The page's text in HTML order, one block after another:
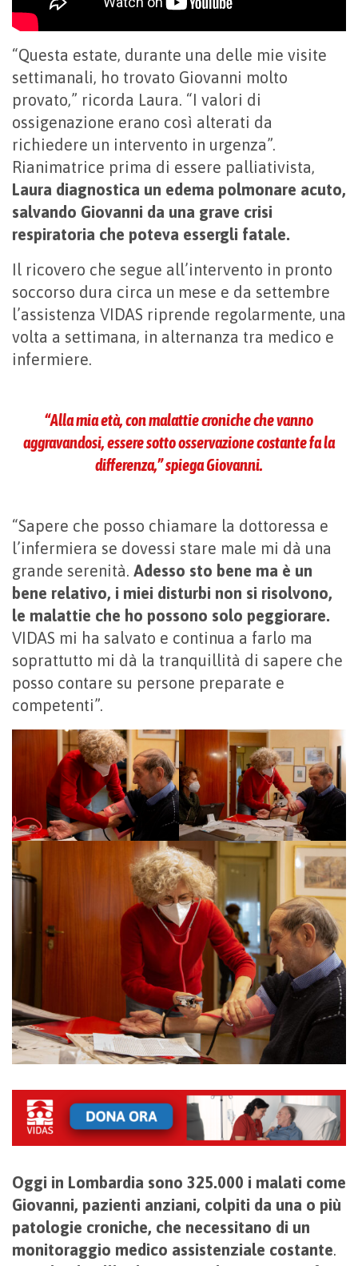
“Questa estate, durante una delle mie visite
settimanali, ho trovato Giovanni molto
provato,” ricorda Laura. “I valori di
ossigenazione erano così alterati da
richiedere un intervento in urgenza”.
Rianimatrice prima di essere palliativista,
Laura diagnostica un edema polmonare acuto,
salvando Giovanni da una grave crisi
respiratoria che poteva essergli fatale.
Il ricovero che segue all’intervento in pronto
soccorso dura circa un mese e da settembre
l’assistenza VIDAS riprende regolarmente, una
volta a settimana, in alternanza tra medico e
infermiere.
“Alla mia età, con malattie croniche che vanno
aggravandosi, essere sotto osservazione costante fa la
differenza,” spiega Giovanni.
“Sapere che posso chiamare la dottoressa e
l’infermiera se dovessi stare male mi dà una
grande serenità. Adesso sto bene ma è un
bene relativo, i miei disturbi non si risolvono,
le malattie che ho possono solo peggiorare.
VIDAS mi ha salvato e continua a farlo ma
soprattutto mi dà la tranquillità di sapere che
posso contare su persone preparate e
competenti”.
Oggi in Lombardia sono 325.000 i malati come
Giovanni, pazienti anziani, colpiti da una o più
patologie croniche, che necessitano di un
monitoraggio medico assistenziale costante.